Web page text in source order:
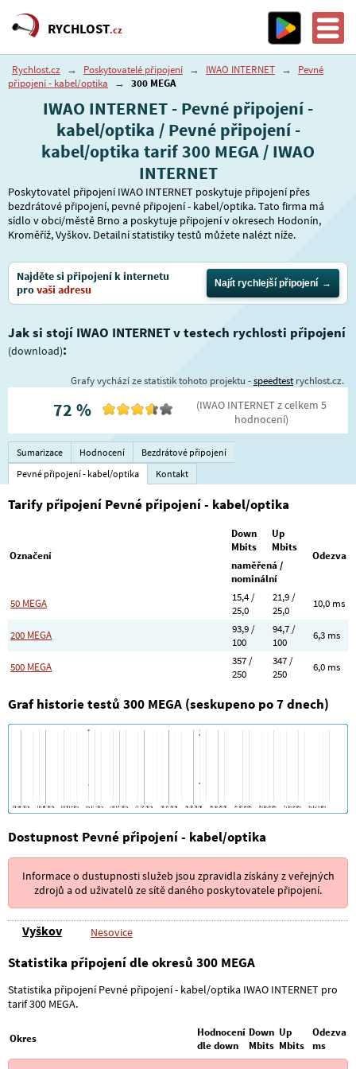
RYCHLOST.cz
Rychlost.cz → Poskytovatelé připojení → IWAO INTERNET →
Pevné
připojení - kabel/optika
→ 300 MEGA
IWAO INTERNET - Pevné připojení -
kabel/optika / Pevné připojení -
kabel/optika tarif 300 MEGA / IWAO
INTERNET
Poskytovatel připojení IWAO INTERNET poskytuje připojení přes
bezdrátové připojení, pevné připojení - kabel/optika. Tato firma má
sídlo v obci/městě Brno a poskytuje připojení v okresech Hodonín,
Kroměříž, Vyškov. Detailní statistiky testů můžete nalézt níže.
Najděte si připojení k internetu
provaši adresu Najít rychlejší připojení
Jak si stojí IWAO INTERNET v testech rychlosti připojení
(download):
Grafy vychází ze statistik tohoto projektu -speedtestrychlost.cz.
72 % (IWAO INTERNET z celkem 5
hodnocení)
Sumarizace Hodnocení
Bezdrátové připojení
Pevné připojení - kabel/optika
Kontakt
Tarify připojení Pevné připojení - kabel/optika
Označení
Down
Mbits
Up
Mbits
Odezva
naměřená /
nominální
50 MEGA
15,4 /
25,0
21,9 /
25,0
10,0 ms
200 MEGA
93,9 /
100
94,7 /
100
6,3 ms
500 MEGA
357 /
250
347 /
250
6,0 ms
Graf historie testů 300 MEGA (seskupeno po 7 dnech)
Dostupnost Pevné připojení - kabel/optika
Informace o dustupnosti služeb jsou zpravidla získány z veřejných
zdrojů a od uživatelů ze sítě daného poskytovatele připojení.
Vyškov Nesovice
Statistika připojení dle okresů 300 MEGA
Statistika připojení Pevné připojení - kabel/optika IWAO INTERNET pro
tarif 300 MEGA.
Okres
Hodnocení
dle down
Down
Mbits
Up
Mbits
Odezva
ms